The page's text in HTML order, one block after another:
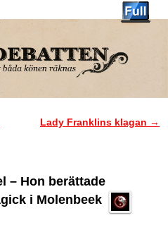
Lady Franklins klagan →
– Hon berättade
i Molenbeek